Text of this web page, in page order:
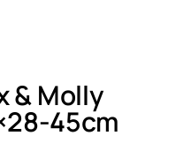
& Molly
45cm